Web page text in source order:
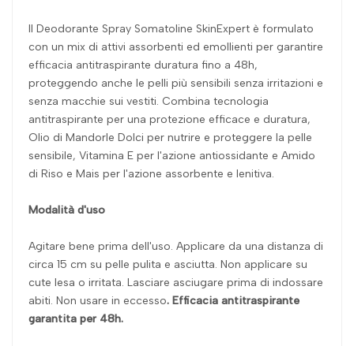
Il Deodorante Spray Somatoline SkinExpert è formulato
con un mix di attivi assorbenti ed emollienti per garantire
efficacia antitraspirante duratura fino a 48h,
proteggendo anche le pelli più sensibili senza irritazioni e
senza macchie sui vestiti. Combina tecnologia
antitraspirante per una protezione efficace e duratura,
Olio di Mandorle Dolci per nutrire e proteggere la pelle
sensibile, Vitamina E per l'azione antiossidante e Amido
di Riso e Mais per l'azione assorbente e lenitiva.
Modalità d'uso
Agitare bene prima dell'uso. Applicare da una distanza di
circa 15 cm su pelle pulita e asciutta. Non applicare su
cute lesa o irritata. Lasciare asciugare prima di indossare
abiti. Non usare in eccesso. Efficacia antitraspirante
garantita per 48h.